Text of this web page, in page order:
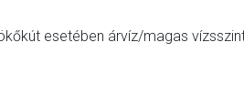
esetében árvíz/magas